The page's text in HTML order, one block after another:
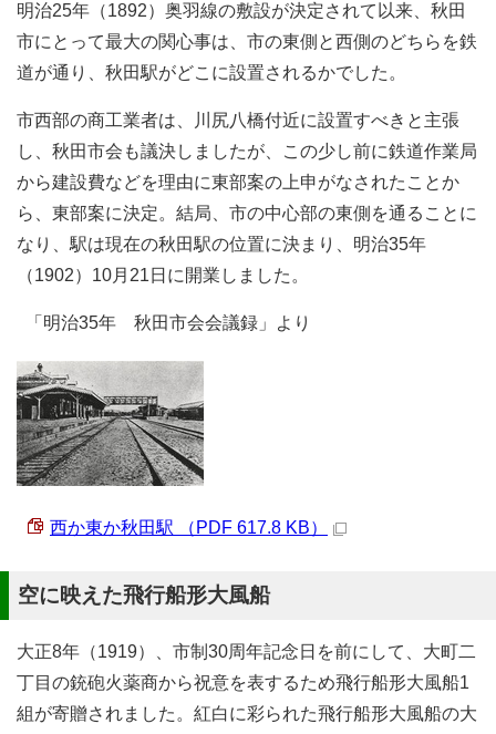
明治25年（1892）奥羽線の敷設が決定されて以来、秋田
市にとって最大の関心事は、市の東側と西側のどちらを鉄
道が通り、秋田駅がどこに設置されるかでした。
市西部の商工業者は、川尻八橋付近に設置すべきと主張
し、秋田市会も議決しましたが、この少し前に鉄道作業局
から建設費などを理由に東部案の上申がなされたことか
ら、東部案に決定。結局、市の中心部の東側を通ることに
なり、駅は現在の秋田駅の位置に決まり、明治35年
（1902）10月21日に開業しました。
「明治35年 秋田市会会議録」より
西か東か秋田駅 （PDF 617.8 KB）
空に映えた飛行船形大風船
大正8年（1919）、市制30周年記念日を前にして、大町二
丁目の銃砲火薬商から祝意を表するため飛行船形大風船1
組が寄贈されました。紅白に彩られた飛行船形大風船の大